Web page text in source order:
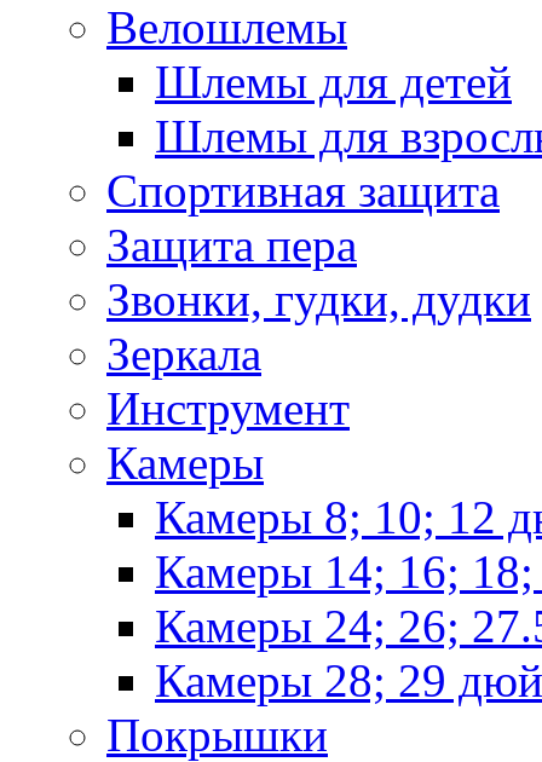
Велошлемы
Шлемы для детей
Шлемы для
Спортивная защита
Защита пера
Звонки, гудки, дудки
Зеркала
Инструмент
Камеры
Камеры 8; 10; 12
Камеры 14; 16;
Камеры 24; 26;
Камеры 28; 29
Покрышки